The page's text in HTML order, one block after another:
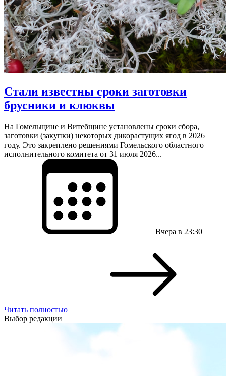
Стали известны сроки заготовки
брусники и клюквы
На Гомельщине и Витебщине установлены сроки сбора,
заготовки (закупки) некоторых дикорастущих ягод в 2026
году. Это закреплено решениями Гомельского областного
исполнительного комитета от 31 июля 2026...
Вчера в 23:30
Читать полностью
Выбор редакции